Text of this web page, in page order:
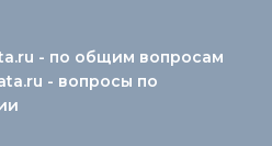
- по общим вопросам
- вопросы по